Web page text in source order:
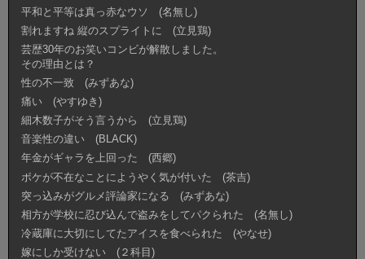
平和と平等は真っ赤なウソ (名無し)
割れますね 縦のスプライトに (立見鶏)
芸歴30年のお笑いコンビが解散しました。
その理由とは？
性の不一致 (みずあな)
痛い (やすゆき)
細木数子がそう言うから (立見鶏)
音楽性の違い (BLACK)
年金がギャラを上回った (西郷)
ボケが不在なことにようやく気が付いた (茶吉)
突っ込みがグルメ評論家になる (みずあな)
相方が学校に忍び込んで盗みをしてパクられた (名無し)
冷蔵庫に大切にしてたアイスを食べられた (やなせ)
嫁にしか受けない (２科目)